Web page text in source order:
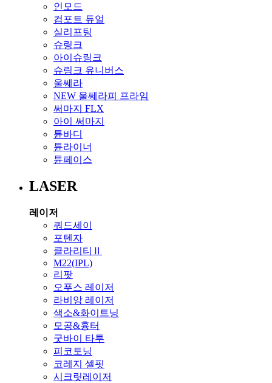
인모드
컴포트 듀얼
실리프팅
슈링크
아이슈링크
슈링크 유니버스
울쎄라
NEW 울쎄라피 프라임
써마지 FLX
아이 써마지
튠바디
튠라이너
튠페이스
LASER
레이저
쿼드세이
포텐자
클라리티Ⅱ
M22(IPL)
리팟
오푸스 레이저
라비앙 레이저
색소&화이트닝
모공&흉터
굿바이 타투
피코토닝
코레지 셀핏
시크릿레이저